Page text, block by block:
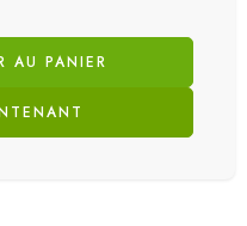
AU PANIER